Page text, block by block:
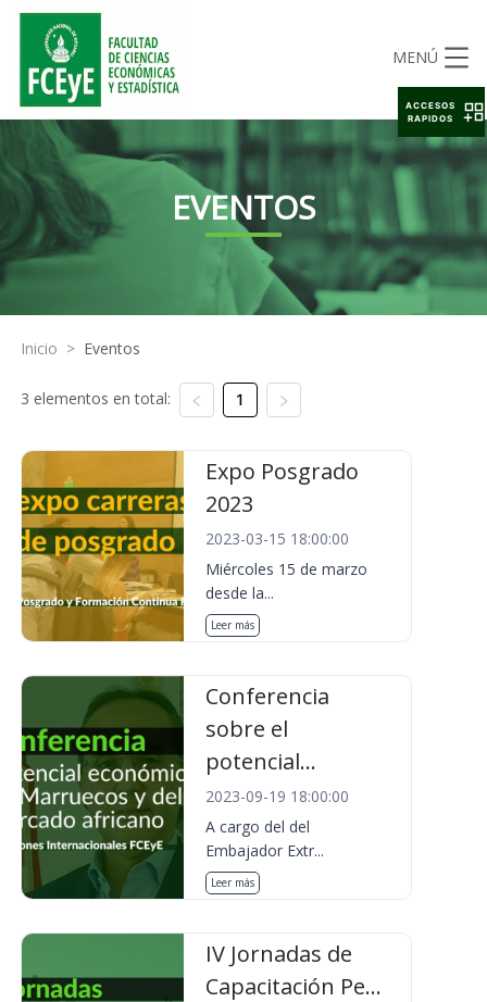
MENÚ
EVENTOS
Inicio > Eventos
3 elementos en total: 1
Expo Posgrado
2023
2023-03-15 18:00:00
Miércoles 15 de marzo
desde la...
Leer más
Conferencia
sobre el
potencial...
2023-09-19 18:00:00
A cargo del del
Embajador Extr...
Leer más
IV Jornadas de
Capacitación Pe...
ACCESOS
RAPIDOS